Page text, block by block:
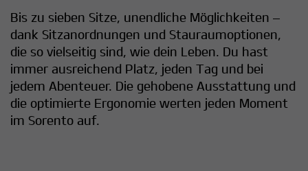
Bis zu sieben Sitze, unendliche Möglichkeiten –
dank Sitzanordnungen und Stauraumoptionen,
die so vielseitig sind, wie dein Leben. Du hast
immer ausreichend Platz, jeden Tag und bei
jedem Abenteuer. Die gehobene Ausstattung und
die optimierte Ergonomie werten jeden Moment
im Sorento auf.